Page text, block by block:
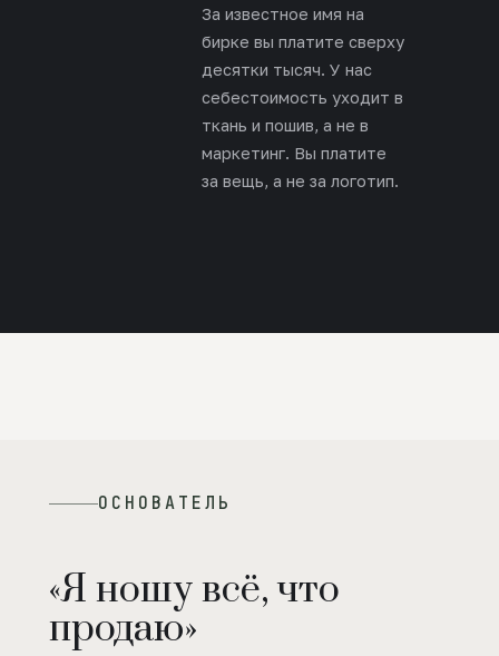
За известное имя на
бирке вы платите сверху
десятки тысяч. У нас
себестоимость уходит в
ткань и пошив, а не в
маркетинг. Вы платите
за вещь, а не за логотип.
ОСНОВАТЕЛЬ
«Я ношу всё, что
продаю»